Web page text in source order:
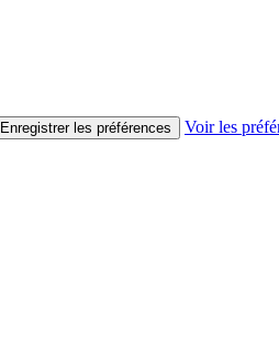
Enregistrer les préférences Voir les